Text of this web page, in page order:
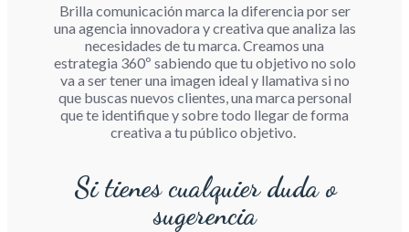
Brilla comunicación marca la diferencia por ser
una agencia innovadora y creativa que analiza las
necesidades de tu marca. Creamos una
estrategia 360º sabiendo que tu objetivo no solo
va a ser tener una imagen ideal y llamativa si no
que buscas nuevos clientes, una marca personal
que te identifique y sobre todo llegar de forma
creativa a tu público objetivo.
Si tienes cualquier duda o
sugerencia